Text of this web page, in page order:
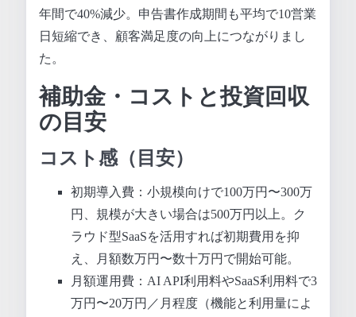
年間で40%減少。申告書作成期間も平均で10営業
日短縮でき、顧客満足度の向上につながりまし
た。
補助金・コストと投資回収
の目安
コスト感（目安）
初期導入費：小規模向けで100万円〜300万
円、規模が大きい場合は500万円以上。ク
ラウド型SaaSを活用すれば初期費用を抑
え、月額数万円〜数十万円で開始可能。
月額運用費：AI API利用料やSaaS利用料で3
万円〜20万円／月程度（機能と利用量によ